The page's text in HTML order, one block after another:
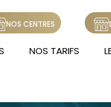
NOS CENTRES
NOS TARIFS